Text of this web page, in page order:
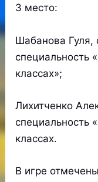
3 место:
Шабанова Гуля,
специальность
классах»;
Лихитченко
специальность
классах.
В игре